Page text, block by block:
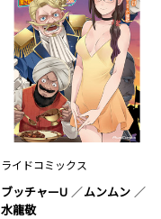
ライドコミックス
ブッチャーU
ムンムン
水龍敬